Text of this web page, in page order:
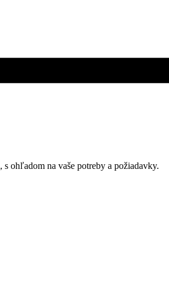
, s ohľadom na vaše potreby a požiadavky.